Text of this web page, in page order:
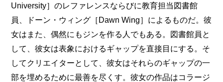
University］のレファレンスならびに教育担当図書館
員、ドーン・ウィング［Dawn Wing］によるものだ。彼
女はまた、偶然にもジンを作る人でもある。図書館員と
して、彼女は表象におけるギャップを直接目にする。そ
してクリエイターとして、彼女はそれらのギャップの一
部を埋めるために最善を尽くす。彼女の作品はコラージ